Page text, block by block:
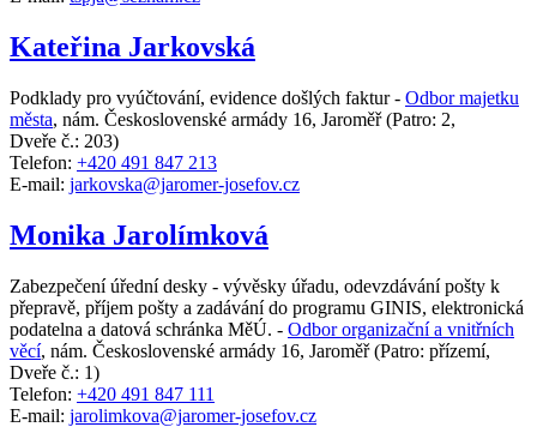
Kateřina Jarkovská
Podklady pro vyúčtování, evidence došlých faktur - Odbor majetku
města, nám. Československé armády 16, Jaroměř(Patro: 2,
Dveře č.: 203)
Telefon: +420 491 847 213
E-mail: jarkovska@jaromer-josefov.cz
Monika Jarolímková
Zabezpečení úřední desky - vývěsky úřadu, odevzdávání pošty k
přepravě, příjem pošty a zadávání do programu GINIS, elektronická
podatelna a datová schránka MěÚ. - Odbor organizační a vnitřních
věcí, nám. Československé armády 16, Jaroměř(Patro: přízemí,
Dveře č.: 1)
Telefon: +420 491 847 111
E-mail: jarolimkova@jaromer-josefov.cz